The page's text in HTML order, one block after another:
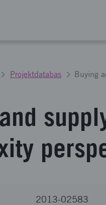
Projektdatabas Buying
2013-02583